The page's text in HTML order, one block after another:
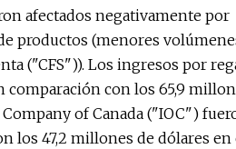
afectados negativamente por
productos (menores
("CFS")). Los ingresos por
comparación con los 65,9
of Canada ("IOC")
los 47,2 millones de dólares en